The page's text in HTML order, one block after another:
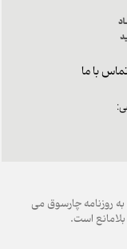
با ما
روزنامه چارسوق می
است.